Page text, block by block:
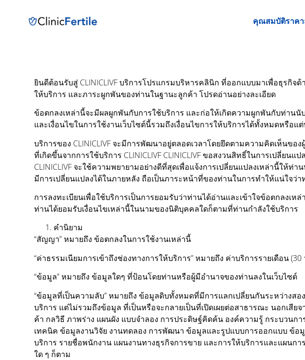
คุณสมบัติราคา
ยินดีต้อนรับสู่ CLINICLIVF บริการโปรแกรมบริหารคลินิก ที่ออกแบบมาเพื่อธุรกิ
ให้บริการ และภาระผูกพันของท่านในฐานะลูกค้า โปรดอ่านอย่างละเอียด
ข้อตกลงเหล่านี้จะมีผลผูกพันกับการใช้บริการ และก่อให้เกิดความผูกพันกับท่าน
และเงื่อนไขในการใช้งานเว็บไซต์นี้รวมถึงเงื่อนไขการให้บริการได้ทั้งหมดหรือ
บริการของ CLINICLIVF จะมีการพัฒนาอยู่ตลอดเวลาโดยยึดตามความคิดเห็น
ที่เกิดขึ้นจากการใช้บริการ CLINICLIVF CLINICLIVF ขอสงวนสิทธิ์ในการเปลี่ย
CLINICLIVF จะใช้ความพยายามอย่างดีที่สุดเพื่อแจ้งการเปลี่ยนแปลงเหล่านี้ให้ท่
มีการเปลี่ยนแปลงได้ในภายหลัง ถือเป็นภาระหน้าที่ของท่านในการทำให้แน่ใจ
การลงทะเบียนเพื่อใช้บริการเป็นการยอมรับว่าท่านได้อ่านและเข้าใจข้อตกลง
ท่านได้ยอมรับเงื่อนไขเหล่านี้ในนามของนิติบุคคลใดก็ตามที่ท่านกำลังใช้บริการ
คำนิยาม
“สัญญา” หมายถึง ข้อตกลงในการใช้งานเหล่านี้
“ค่าธรรมเนียมการเข้าถึงช่องทางการให้บริการ” หมายถึง ค่าบริการรายเดือน
“ข้อมูล” หมายถึง ข้อมูลใดๆ ที่ป้อนโดยท่านหรือผู้มีอำนาจของท่านลงในเว็บไซต์
“ข้อมูลที่เป็นความลับ” หมายถึง ข้อมูลดิบทั้งหมดที่มีการแลกเปลี่ยนกันระหว่าง
บริการ แต่ไม่รวมถึงข้อมูล ที่เป็นหรือจะกลายเป็นที่เปิดเผยต่อสาธารณะ นอกเสี
ค้า กลวิธี ภาพร่าง แผนผัง แบบจำลอง การประดิษฐ์คิดค้น องค์ความรู้ กระบวน
เทคนิค ข้อมูลงานวิจัย งานทดลอง การพัฒนา ข้อมูลและรูปแบบการออกแบบ ข้อ
บริการ รายชื่อพนักงาน แผนงานทางธุรกิจการขาย และการให้บริการและแผน
ใด ๆ ก็ตาม